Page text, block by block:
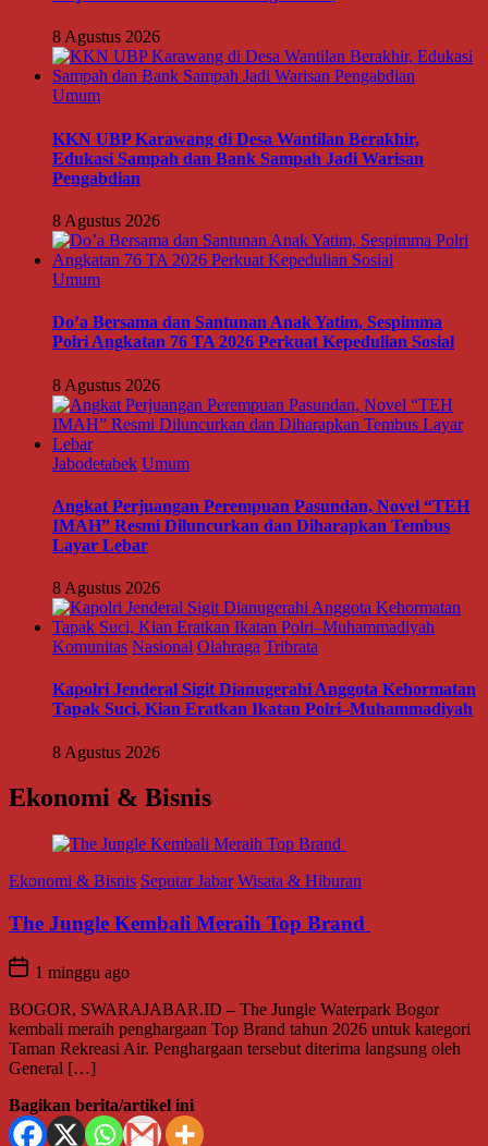
8 Agustus 2026
Umum
KKN UBP Karawang di Desa Wantilan Berakhir,
Edukasi Sampah dan Bank Sampah Jadi Warisan
Pengabdian
8 Agustus 2026
Umum
Do’a Bersama dan Santunan Anak Yatim, Sespimma
Polri Angkatan 76 TA 2026 Perkuat Kepedulian Sosial
8 Agustus 2026
Jabodetabek Umum
Angkat Perjuangan Perempuan Pasundan, Novel “TEH
IMAH” Resmi Diluncurkan dan Diharapkan Tembus
Layar Lebar
8 Agustus 2026
Komunitas Nasional Olahraga Tribrata
Kapolri Jenderal Sigit Dianugerahi Anggota Kehormatan
Tapak Suci, Kian Eratkan Ikatan Polri–Muhammadiyah
8 Agustus 2026
Ekonomi & Bisnis
Ekonomi & Bisnis Seputar Jabar Wisata & Hiburan
The Jungle Kembali Meraih Top Brand
1 minggu ago
BOGOR, SWARAJABAR.ID – The Jungle Waterpark Bogor
kembali meraih penghargaan Top Brand tahun 2026 untuk kategori
Taman Rekreasi Air. Penghargaan tersebut diterima langsung oleh
General […]
Bagikan berita/artikel ini